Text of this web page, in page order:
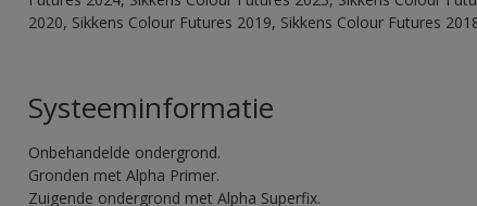
2020, Sikkens Colour Futures 2019, Sikkens Colour Futures
Systeeminformatie
Onbehandelde ondergrond.
Gronden met Alpha Primer.
Zuigende ondergrond met Alpha Superfix.